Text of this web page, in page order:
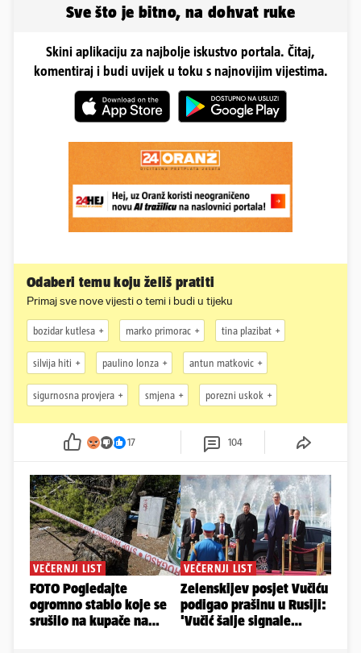
Sve što je bitno, na dohvat ruke
Skini aplikaciju za najbolje iskustvo portala. Čitaj,
komentiraj i budi uvijek u toku s najnovijim vijestima.
Odaberi temu koju želiš pratiti
Primaj sve nove vijesti o temi i budi u tijeku
bozidar kutlesa marko primorac tina plazibat
silvija hiti paulino lonza antun matkovic
sigurnosna provjera smjena porezni uskok
17 104